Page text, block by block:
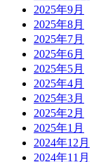
2025年9月
2025年8月
2025年7月
2025年6月
2025年5月
2025年4月
2025年3月
2025年2月
2025年1月
2024年12月
2024年11月